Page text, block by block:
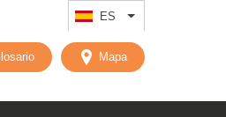
ES List additional
Mapa